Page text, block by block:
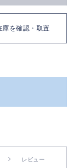
庫を確認・取置
レビュー